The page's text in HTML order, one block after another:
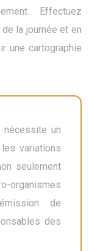
Effectuez
la journée et en
une cartographie
nécessite un
variations
seulement
de
des